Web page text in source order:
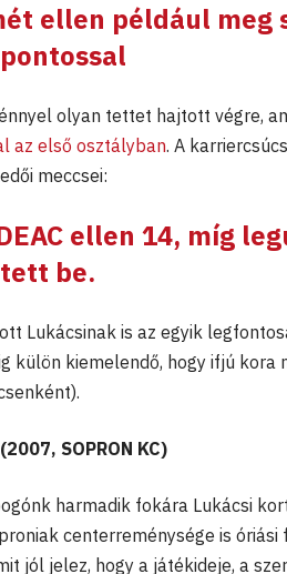
ellen például meg
olyan tettet hajtott végre,
az első osztályban. A
meccsei:
ellen 14, míg
be.
Lukácsinak is az egyik
külön kiemelendő, hogy ifjú
SOPRON KC)
harmadik fokára Lukácsi
centerreménysége is
jól jelez, hogy a játékideje, a